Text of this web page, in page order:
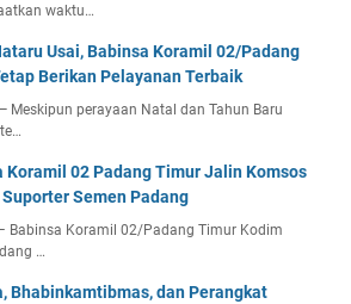
waktu…
Usai, Babinsa Koramil 02/Padang
Berikan Pelayanan Terbaik
Meskipun perayaan Natal dan Tahun Baru
Koramil 02 Padang Timur Jalin Komsos
Semen Padang
Babinsa Koramil 02/Padang Timur Kodim
…
Bhabinkamtibmas, dan Perangkat